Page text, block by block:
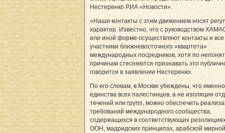
Нестеренко РИА «Новости».
«Наши контакты с этим движением носят
характер. Известно, что с руководством
или иной форме осуществляют контакты и все
участники ближневосточного «квартета»
международных посредников, хотя по
причинам стесняются признавать это
говорится в заявлении Нестеренко.
По его словам, в Москве убеждены, что
единства всех палестинцев, а не изоляции
течений или групп, можно обеспечить
требований международного сообщества,
содержащихся в соответствующих
ООН, мадридских принципах, арабской мирной